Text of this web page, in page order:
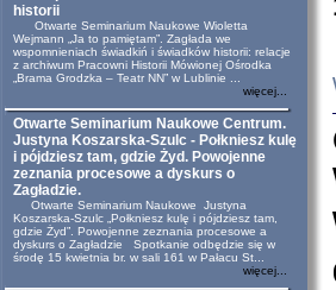
historii
Otwarte Seminarium Naukowe Wioletta
Wejmann „Ja to pamiętam”. Zagłada we
wspomnieniach świadkiń i świadków historii: relacje
z archiwum Pracowni Historii Mówionej Ośrodka
„Brama Grodzka – Teatr NN” w Lublinie ...
więcej...
Otwarte Seminarium Naukowe Centrum.
Justyna Koszarska-Szulc - Połkniesz kulę
i pójdziesz tam, gdzie Żyd. Powojenne
zeznania procesowe a dyskurs o
Zagładzie.
Otwarte Seminarium Naukowe Justyna
Koszarska-Szulc „Połkniesz kulę i pójdziesz tam,
gdzie Żyd”. Powojenne zeznania procesowe a
dyskurs o Zagładzie Spotkanie odbędzie się w
środę 15 kwietnia br. w sali 161 w Pałacu St...
więcej...